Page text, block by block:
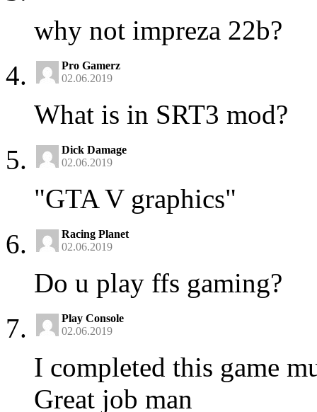
why not impreza 22b?
Pro Gamerz
02.06.2019
What is in SRT3 mod?
Dick Damage
02.06.2019
"GTA V graphics"
Racing Planet
02.06.2019
Do u play ffs gaming?
Play Console
02.06.2019
I completed this game
Great job man